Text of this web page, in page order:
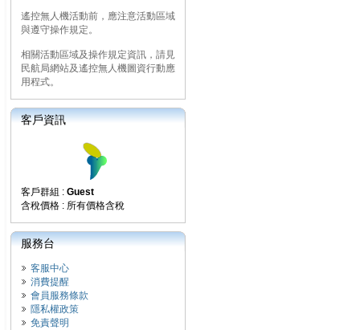
遙控無人機活動前，應注意活動區域
與遵守操作規定。
相關活動區域及操作規定資訊，請見
民航局網站及遙控無人機圖資行動應
用程式。
客戶資訊
客戶群組 : Guest
含稅價格 : 所有價格含稅
服務台
客服中心
消費提醒
會員服務條款
隱私權政策
免責聲明